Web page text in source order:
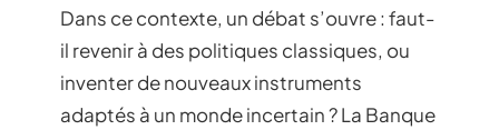
Dans ce contexte, un débat s’ouvre : faut-
il revenir à des politiques classiques, ou
inventer de nouveaux instruments
adaptés à un monde incertain ? La Banque